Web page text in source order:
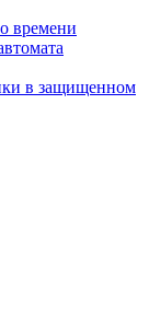
времени
в защищенном